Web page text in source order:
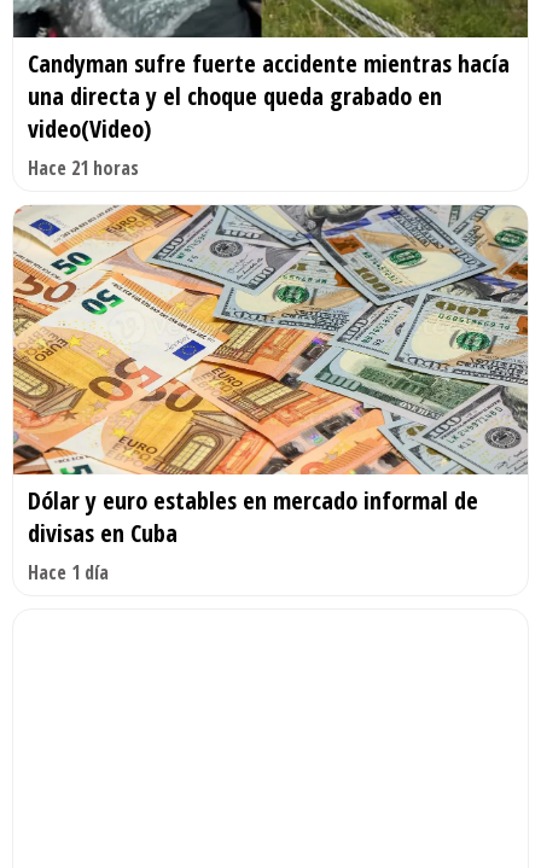
Candyman sufre fuerte accidente mientras hacía
una directa y el choque queda grabado en
video(Video)
Hace 21 horas
Dólar y euro estables en mercado informal de
divisas en Cuba
Hace 1 día